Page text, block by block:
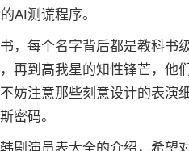
AI测谎程序。
，每个名字背后都是教科书
再到高我星的知性锋芒，他
妨注意那些刻意设计的表
密码。
剧演员表大全的介绍，希望